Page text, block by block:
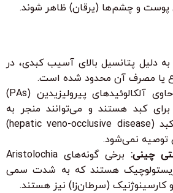
پوست و چشم‌ها (یرقان) ظاهر شوند.
دلیل پتانسیل بالای آسیب کبدی، در
یا مصرف آن محدود شده است.
حاوی آلکالوئیدهای پیرولیزیدین (PAs)
کبد هستند و می‌توانند منجر به
بیماری انسداد وریدی کبد (hepatic veno-occlusive disease)
توصیه نمی‌شود.
چینی:
برخی گونه‌های Aristolochia
هستند که به شدت سمی
کارسینوژنیک (سرطان‌زا) نیز هستند.